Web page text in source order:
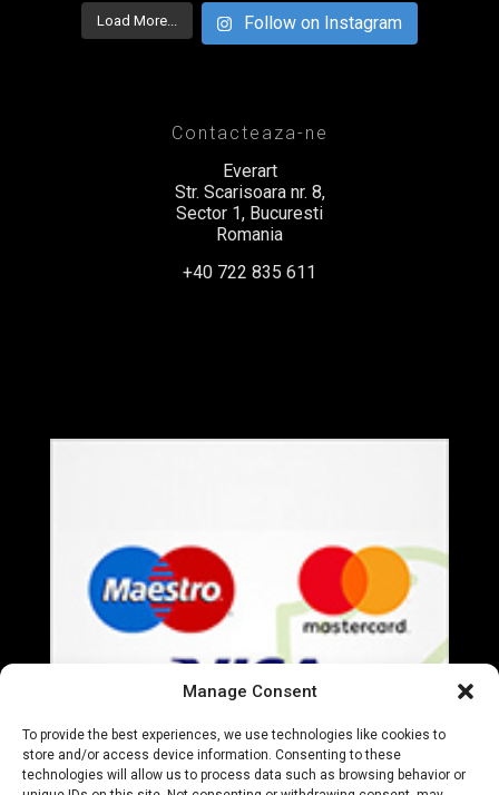
Manage Consent
To provide the best experiences, we use technologies like cookies to
store and/or access device information. Consenting to these
technologies will allow us to process data such as browsing behavior or
Load More... Follow on Instagram
Contacteaza-ne
Everart
Str. Scarisoara nr. 8,
Sector 1, Bucuresti
Romania
+40 722 835 611